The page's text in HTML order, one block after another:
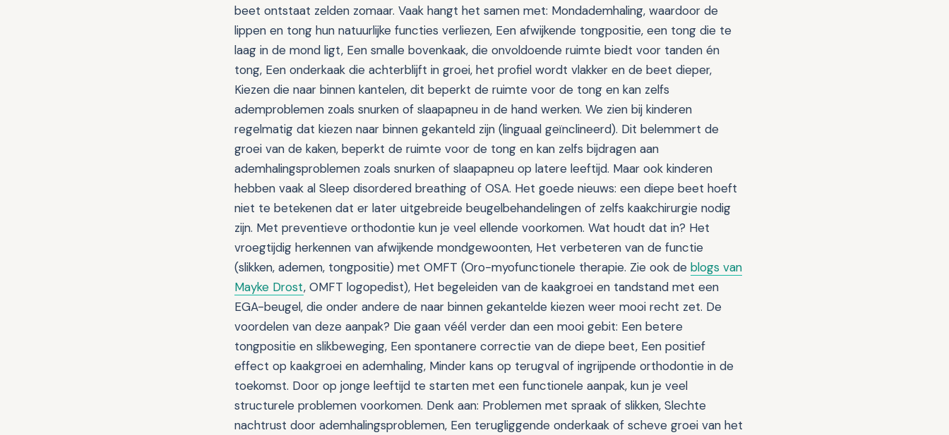
beet ontstaat zelden zomaar. Vaak hangt het samen met: Mondademhaling, waardoor de
lippen en tong hun natuurlijke functies verliezen, Een afwijkende tongpositie, een tong die te
laag in de mond ligt, Een smalle bovenkaak, die onvoldoende ruimte biedt voor tanden én
tong, Een onderkaak die achterblijft in groei, het profiel wordt vlakker en de beet dieper,
Kiezen die naar binnen kantelen, dit beperkt de ruimte voor de tong en kan zelfs
ademproblemen zoals snurken of slaapapneu in de hand werken. We zien bij kinderen
regelmatig dat kiezen naar binnen gekanteld zijn (linguaal geïnclineerd). Dit belemmert de
groei van de kaken, beperkt de ruimte voor de tong en kan zelfs bijdragen aan
ademhalingsproblemen zoals snurken of slaapapneu op latere leeftijd. Maar ook kinderen
hebben vaak al Sleep disordered breathing of OSA. Het goede nieuws: een diepe beet hoeft
niet te betekenen dat er later uitgebreide beugelbehandelingen of zelfs kaakchirurgie nodig
zijn. Met preventieve orthodontie kun je veel ellende voorkomen. Wat houdt dat in? Het
vroegtijdig herkennen van afwijkende mondgewoonten, Het verbeteren van de functie
(slikken, ademen, tongpositie) met OMFT (Oro-myofunctionele therapie. Zie ook de blogs van
Mayke Drost, OMFT logopedist), Het begeleiden van de kaakgroei en tandstand met een
EGA-beugel, die onder andere de naar binnen gekantelde kiezen weer mooi recht zet. De
voordelen van deze aanpak? Die gaan véél verder dan een mooi gebit: Een betere
tongpositie en slikbeweging, Een spontanere correctie van de diepe beet, Een positief
effect op kaakgroei en ademhaling, Minder kans op terugval of ingrijpende orthodontie in de
toekomst. Door op jonge leeftijd te starten met een functionele aanpak, kun je veel
structurele problemen voorkomen. Denk aan: Problemen met spraak of slikken, Slechte
nachtrust door ademhalingsproblemen, Een terugliggende onderkaak of scheve groei van het